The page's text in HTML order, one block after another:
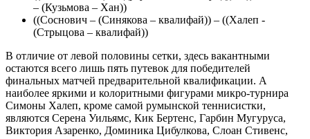
– (Кузьмова – Хан))
((Соснович – (Синякова – квалифай)) – ((Халеп -
(Стрыцова – квалифай))
В отличие от левой половины сетки, здесь вакантными
остаются всего лишь пять путевок для победителей
финальных матчей предварительной квалификации. А
наиболее яркими и колоритными фигурами микро-турнира
Симоны Халеп, кроме самой румынской теннисистки,
являются Серена Уильямс, Кик Бертенс, Гарбин Мугуруса,
Виктория Азаренко, Доминика Цибулкова, Слоан Стивенс,